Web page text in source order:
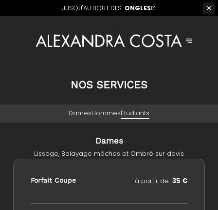
JUSQU'AU BOUT DES ONGLES
NOS SERVICES
DamesHommesÉtudiants
Dames
Lissage, Balayage mèches et Ombré sur devis
Forfait Coupe à partir de 35 €